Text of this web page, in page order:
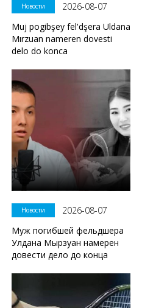
Новости
2026-08-07
Muj pogibşey fel'dşera Uldana
Mırzuan nameren dovesti
delo do konca
Новости
2026-08-07
Муж погибшей фельдшера
Улдана Мырзуан намерен
довести дело до конца